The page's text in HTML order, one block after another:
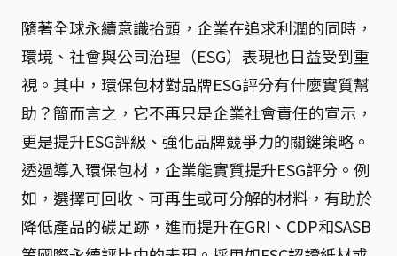
隨著全球永續意識抬頭，企業在追求利潤的同時，
環境、社會與公司治理（ESG）表現也日益受到重
視。其中，環保包材對品牌ESG評分有什麼實質幫
助？簡而言之，它不再只是企業社會責任的宣示，
更是提升ESG評級、強化品牌競爭力的關鍵策略。
透過導入環保包材，企業能實質提升ESG評分。例
如，選擇可回收、可再生或可分解的材料，有助於
降低產品的碳足跡，進而提升在GRI、CDP和SASB